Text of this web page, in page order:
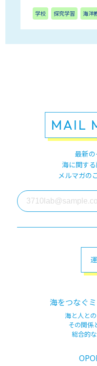
学校 探究学習 海洋
MAIL
最新
海に関する
メルマガの
海をつなぐ
海と人と
その関係
総合的